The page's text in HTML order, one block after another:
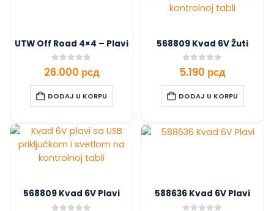
UTW Off Road 4×4 – Plavi
0 out of 5
26.000 рсд
DODAJ U KORPU
568809 Kvad 6V Žuti
0 out of 5
5.190 рсд
DODAJ U KORPU
568809 Kvad 6V Plavi 588636 Kvad 6V Plavi